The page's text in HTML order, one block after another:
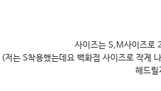
사이즈는 S,M사이즈로
(저는 S착용했는데요 백화점 사이즈로 작게
해드